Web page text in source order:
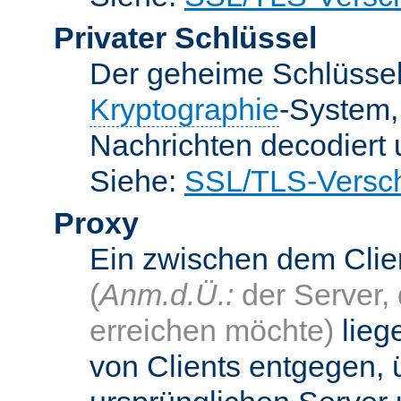
Privater Schlüssel
Der geheime
Kryptographie-
Nachrichten decodiert
Siehe: SSL/TLS-
Proxy
Ein zwischen dem
(Anm.d.Ü.: der
erreichen möchte)
von Clients entgegen,